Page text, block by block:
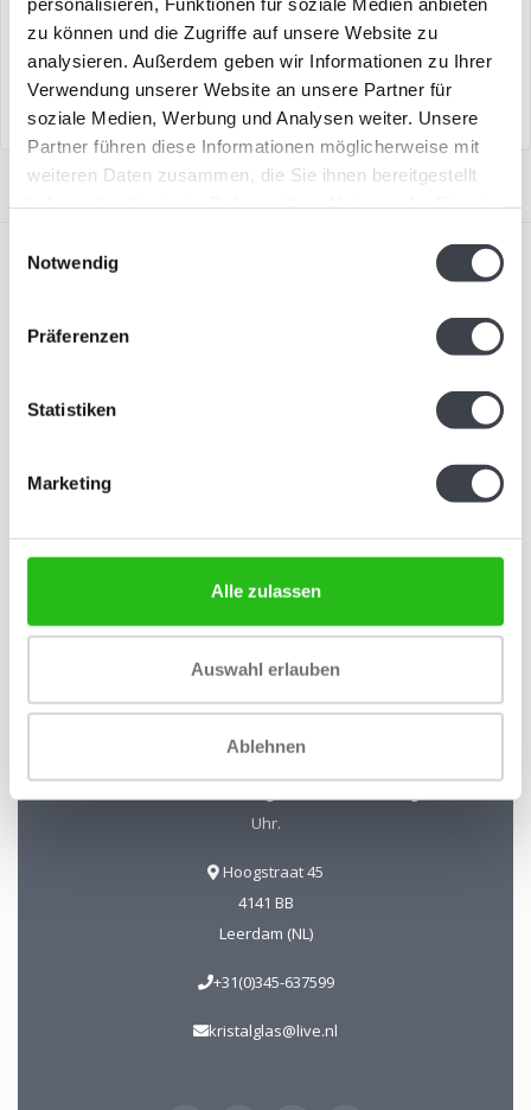
zu können und die Zugriffe auf unsere Website zu
analysieren. Außerdem geben wir Informationen zu Ihrer
Verwendung unserer Website an unsere Partner für
soziale Medien, Werbung und Analysen weiter. Unsere
Partner führen diese Informationen möglicherweise mit
weiteren Daten zusammen, die Sie ihnen bereitgestellt
Notwendig
Präferenzen
Statistiken
Marketing
Alle zulassen
Auswahl erlauben
Ablehnen
Maiglöckchen aus Kristallglas
nach einem Design von Mats
Jon..
Das Kristall-Kleeblatt von
Mats Jonasson steht als
Symbol fü..
Bleiben Sie auf dem Laufenden und erhalten Sie einen
Abonnieren
Kristal-Glas Leerdam
Kristal-Glas ist der Online-Shop für Glaskunst und Kristall
Uhr.
Hoogstraat 45
4141 BB
Leerdam (NL)
+31(0)345-637599
kristalglas@live.nl